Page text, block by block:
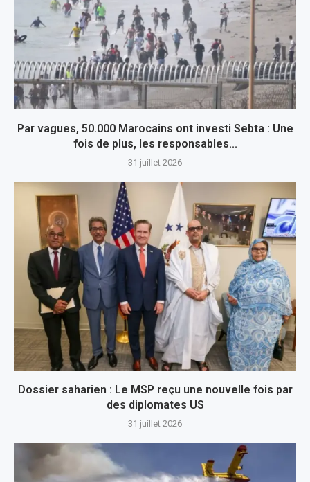
Par vagues, 50.000 Marocains ont investi Sebta : Une
fois de plus, les responsables...
31 juillet 2026
Dossier saharien : Le MSP reçu une nouvelle fois par
des diplomates US
31 juillet 2026